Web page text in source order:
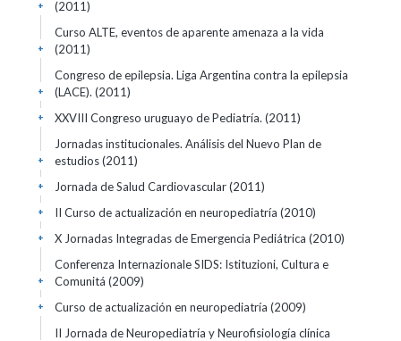
(2011)
+
Curso ALTE, eventos de aparente amenaza a la vida
(2011)
+
Congreso de epilepsia. Liga Argentina contra la epilepsia
(LACE). (2011)
+
XXVIII Congreso uruguayo de Pediatría. (2011)
+
Jornadas institucionales. Análisis del Nuevo Plan de
estudios(2011)
+
Jornada de Salud Cardiovascular(2011)
+
II Curso de actualización en neuropediatría (2010)
+
X Jornadas Integradas de Emergencia Pediátrica (2010)
+
Conferenza Internazionale SIDS: Istituzioni, Cultura e
Comunitá (2009)
+
Curso de actualización en neuropediatría (2009)
+
II Jornada de Neuropediatría y Neurofisiología clínica